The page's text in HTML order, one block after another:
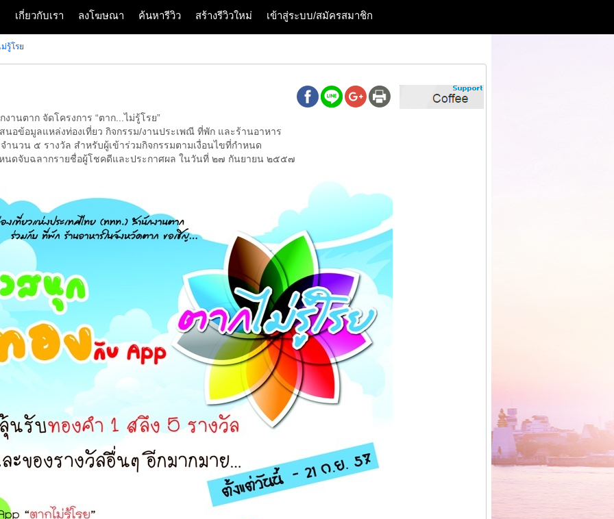
เกี่ยวกับเรา ลงโฆษณา ค้นหารีวิว สร้างรีวิวใหม่ เข้าสู่ระบบ/สมัครสมาชิก
รู้โรย
านตาก จัดโครงการ “ตาก...ไม่รู้โรย”
สนอข้อมูลแหล่งท่องเที่ยว กิจกรรม/งานประเพณี ที่พัก และร้านอาหาร
ำนวน ๕ รางวัล สำหรับผู้เข้าร่วมกิจกรรมตามเงื่อนไขที่กำหนด
ดจับฉลากรายชื่อผู้โชคดีและประกาศผล ในวันที่ ๒๗ กันยายน ๒๕๕๗